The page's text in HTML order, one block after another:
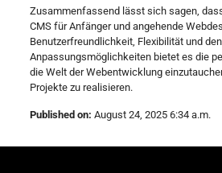
Zusammenfassend lässt sich sagen,
CMS für Anfänger und angehende
Benutzerfreundlichkeit, Flexibilität und
Anpassungsmöglichkeiten bietet es die
die Welt der Webentwicklung
Projekte zu realisieren.
Published on: August 24, 2025 6:34 a.m.